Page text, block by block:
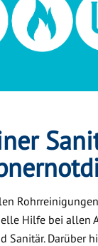
Hilfe bei allen
Sanitär. Darüber